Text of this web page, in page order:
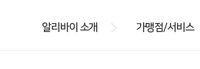
알리바이 소개 가맹점/서비스